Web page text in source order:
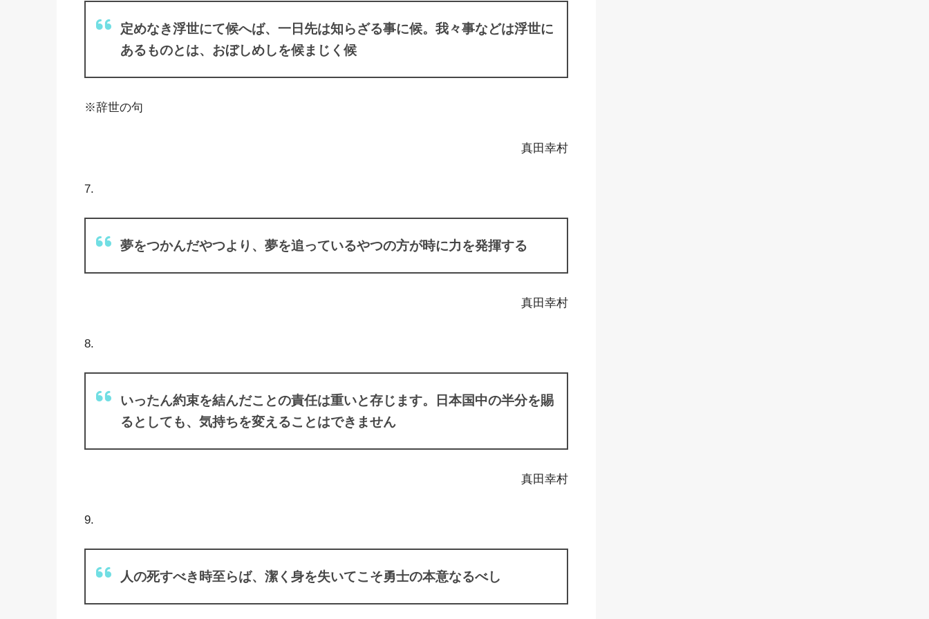
定めなき浮世にて候へば、一日先は知らざる事に候。我々事などは浮世に
あるものとは、おぼしめしを候まじく候
※辞世の句
真田幸村
7.
夢をつかんだやつより、夢を追っているやつの方が時に力を発揮する
真田幸村
8.
いったん約束を結んだことの責任は重いと存じます。日本国中の半分を賜
るとしても、気持ちを変えることはできません
真田幸村
9.
人の死すべき時至らば、潔く身を失いてこそ勇士の本意なるべし